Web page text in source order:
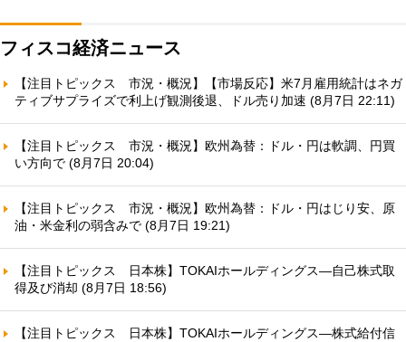
フィスコ経済ニュース
【注目トピックス 市況・概況】【市場反応】米7月雇用統計はネガ
ティブサプライズで利上げ観測後退、ドル売り加速 (8月7日 22:11)
【注目トピックス 市況・概況】欧州為替：ドル・円は軟調、円買
い方向で (8月7日 20:04)
【注目トピックス 市況・概況】欧州為替：ドル・円はじり安、原
油・米金利の弱含みで (8月7日 19:21)
【注目トピックス 日本株】TOKAIホールディングス—自己株式取
得及び消却 (8月7日 18:56)
【注目トピックス 日本株】TOKAIホールディングス—株式給付信